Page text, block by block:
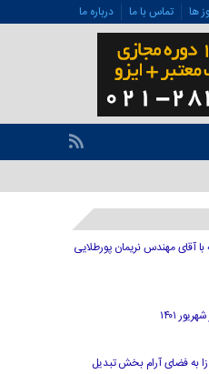
ها تماس با ما درباره ما
با آقای مهندس نریمان پورطلایی
۱۴۰۱
به فضای آرام بخش تبدیل